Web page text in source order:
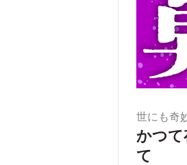
世にも奇
かつ
て